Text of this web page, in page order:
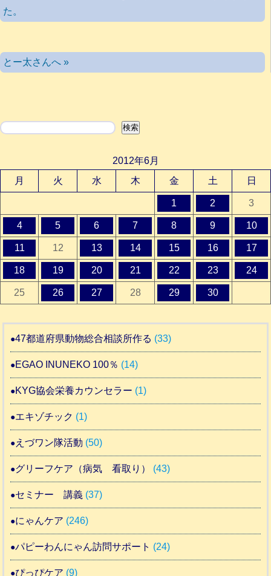
た。
とー太さんへ »
検索 検索
2012年6月
月
火 水 木 金 土 日
1 2 3
4 5 6 7 8 9 10
11 12 13 14 15 16 17
18 19 20 21 22 23 24
25 26 27 28 29 30
47都道府県動物総合相談所作る (33)
EGAO INUNEKO 100％ (14)
KYG協会栄養カウンセラー (1)
エキゾチック (1)
えづワン隊活動 (50)
グリーフケア（病気 看取り） (43)
セミナー 講義 (37)
にゃんケア (246)
パピーわんにゃん訪問サポート (24)
ぴっぴケア (9)